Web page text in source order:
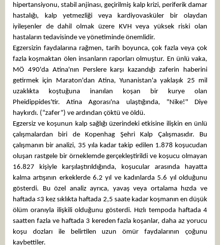
hipertansiyonu, stabil anjinası, geçirilmiş kalp krizi, periferik damar
hastalığı, kalp yetmezliği veya kardiyovasküler bir olaydan
iyileşenler de dahil olmak üzere KVH veya yüksek riski olan
hastaların tedavisinde ve yönetiminde önemlidir.
Egzersizin faydalarına rağmen, tarih boyunca, çok fazla veya çok
fazla koşmaktan ölen insanların raporları olmuştur. En ünlü vaka,
MÖ 490'da Atina'nın Perslere karşı kazandığı zaferin haberini
getirmek için Maraton'dan Atina, Yunanistan'a yaklaşık 25 mil
uzaklıkta koştuğuna inanılan koşan bir kurye olan
Pheidippides'tir. Atina Agorası'na ulaştığında, "Nike!" Diye
haykırdı. (“zafer”) ve ardından çöktü ve öldü.
Egzersiz ve koşunun kalp sağlığı üzerindeki etkisine ilişkin en ünlü
çalışmalardan biri de Kopenhag Şehri Kalp Çalışmasıdır. Bu
çalışmanın bir analizi, 35 yıla kadar takip edilen 1.878 koşucudan
oluşan rastgele bir örneklemde gerçekleştirildi ve koşucu olmayan
16.827 kişiyle karşılaştırıldığında, koşucular arasında hayatta
kalma artışının erkeklerde 6.2 yıl ve kadınlarda 5.6 yıl olduğunu
gösterdi. Bu özel analiz ayrıca, yavaş veya ortalama hızda ve
haftada ≤3 kez sıklıkta haftada 2,5 saate kadar koşmanın en düşük
ölüm oranıyla ilişkili olduğunu gösterdi. Hızlı tempoda haftada 4
saatten fazla ve haftada 3 kereden fazla koşanlar, daha az yorucu
koşu dozları ile belirtilen uzun ömür faydalarının çoğunu
kaybettiler.